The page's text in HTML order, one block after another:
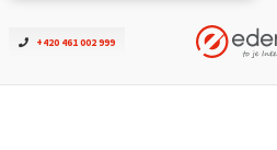
+420 461 002 999
Ověřit dostupnost